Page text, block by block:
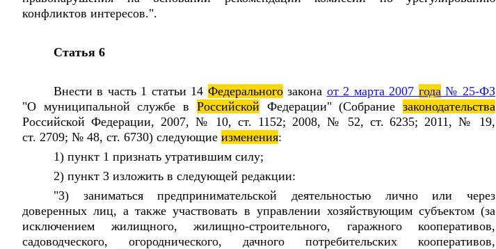
конфликтов интересов.".
Статья 6
Внести в часть 1 статьи 14 Федеральногозакона от 2 марта 2007 года№ 25-ФЗ
"О муниципальной службе в Российской Федерации" (Собраниезаконодательства
Российской Федерации, 2007, № 10, ст. 1152; 2008, № 52, ст. 6235; 2011, № 19,
ст. 2709; № 48, ст. 6730) следующие изменения:
1) пункт 1 признать утратившим силу;
2) пункт 3 изложить в следующей редакции:
"3) заниматься предпринимательской деятельностью лично или через
доверенных лиц, а также участвовать в управлении хозяйствующим субъектом (за
исключением жилищного, жилищно-строительного, гаражного кооперативов,
садоводческого, огороднического, дачного потребительских кооперативов,